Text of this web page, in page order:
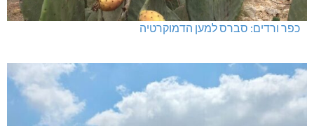
כפר ורדים: סברס למען הדמוקרטיה